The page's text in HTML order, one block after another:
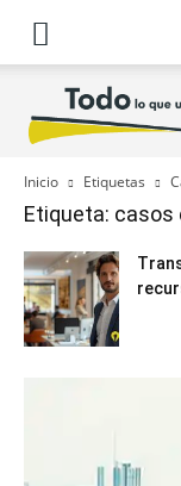
Inicio Etiquetas
Etiqueta: